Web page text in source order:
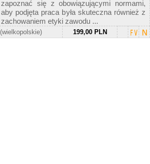
zapoznać się z obowiązującymi normami,
aby podjęta praca była skuteczna również z
zachowaniem etyki zawodu ...
(wielkopolskie) 199,00 PLN